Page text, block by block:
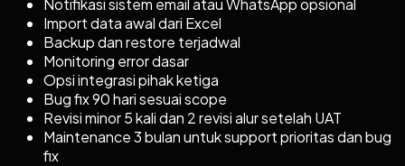
Import data awal dari Excel
Backup dan restore terjadwal
Monitoring error dasar
Opsi integrasi pihak ketiga
Bug fix 90 hari sesuai scope
Revisi minor 5 kali dan 2 revisi alur setelah UAT
Maintenance 3 bulan untuk support prioritas dan bug
fix